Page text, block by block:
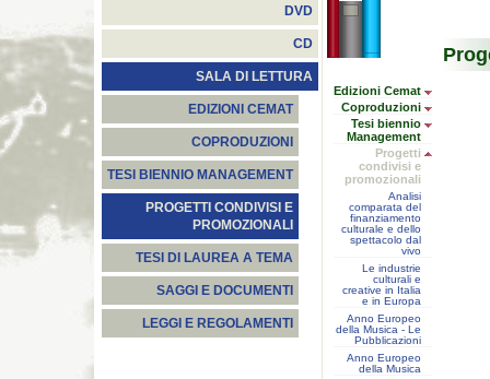
DVD
CD
SALA DI LETTURA
EDIZIONI CEMAT
COPRODUZIONI
TESI BIENNIO MANAGEMENT
PROGETTI CONDIVISI E
PROMOZIONALI
TESI DI LAUREA A TEMA
SAGGI E DOCUMENTI
LEGGI E REGOLAMENTI
Edizioni Cemat
Coproduzioni
Tesi biennio
Management
Progetti
condivisi e
promozionali
Analisi
comparata del
finanziamento
culturale e dello
spettacolo dal
vivo
Le industrie
culturali e
creative in Italia
e in Europa
Anno Europeo
della Musica - Le
Pubblicazioni
Anno Europeo
della Musica